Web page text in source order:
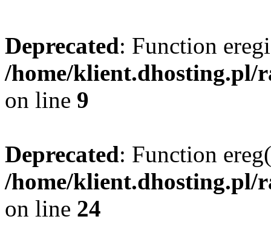
Deprecated: Function
/home/klient.dhosting.pl/
on line 9
Deprecated: Function
/home/klient.dhosting.pl/
on line 24